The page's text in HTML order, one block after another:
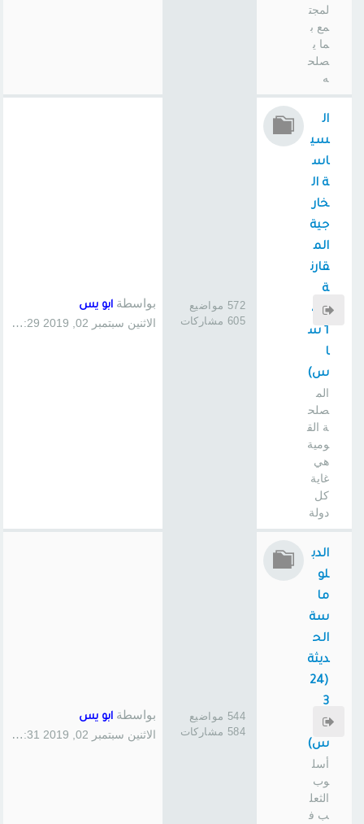
لمجت
مع ب
ما ي
صلح
ه
ال
سي
اس
ة ال
خار
جية
الم
قارن
ة
(41
1 س
ا
س)
الم
صلح
ة الق
ومية
هي
غاية
كل
دولة
572 مواضيع
605 مشاركات
بواسطة ابو يس
الاثنين سبتمبر 02, 2019 1:29 pm
الدب
لو
ما
سة
الح
ديثة
(24
3
سا
س)
أسل
وب
الثعل
ب ف
544 مواضيع
584 مشاركات
بواسطة ابو يس
الاثنين سبتمبر 02, 2019 1:31 pm